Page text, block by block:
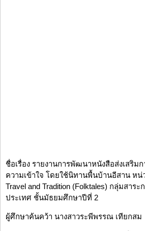
ชื่อเรื่อง รายงานการพัฒนาหนังสือส่งเสริม
ความเข้าใจ โดยใช้นิทานพื้นบ้านอีสาน หน่ว
Travel and Tradition (Folktales) กลุ่มสาระ
ประเทศ ชั้นมัธยมศึกษาปีที่ 2
ผู้ศึกษาค้นคว้า นางสาวระพีพรรณ เทียกสม